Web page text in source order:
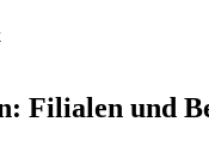
Filialen und